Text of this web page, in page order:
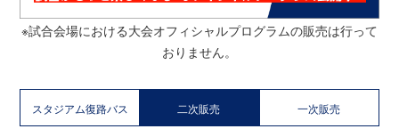
※試合会場における大会オフィシャルプログラムの販売は行って
おりません。
スタジアム復路バス 二次販売 一次販売